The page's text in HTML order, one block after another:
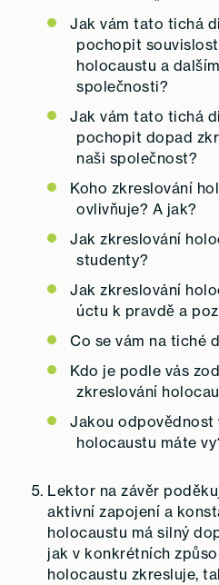
Jak vám tato tichá
pochopit
holocaustu a
společnosti?
Jak vám tato tichá
pochopit dopad
naši společnost?
Koho zkreslování
ovlivňuje? A jak?
Jak zkreslování
studenty?
Jak zkreslování
úctu k pravdě a
Co se vám na tiché
Kdo je podle vás
zkreslování
Jakou
holocaustu máte
Lektor na závěr
aktivní zapojení a
holocaustu má silný
jak v konkrétních
holocaustu zkresluje,